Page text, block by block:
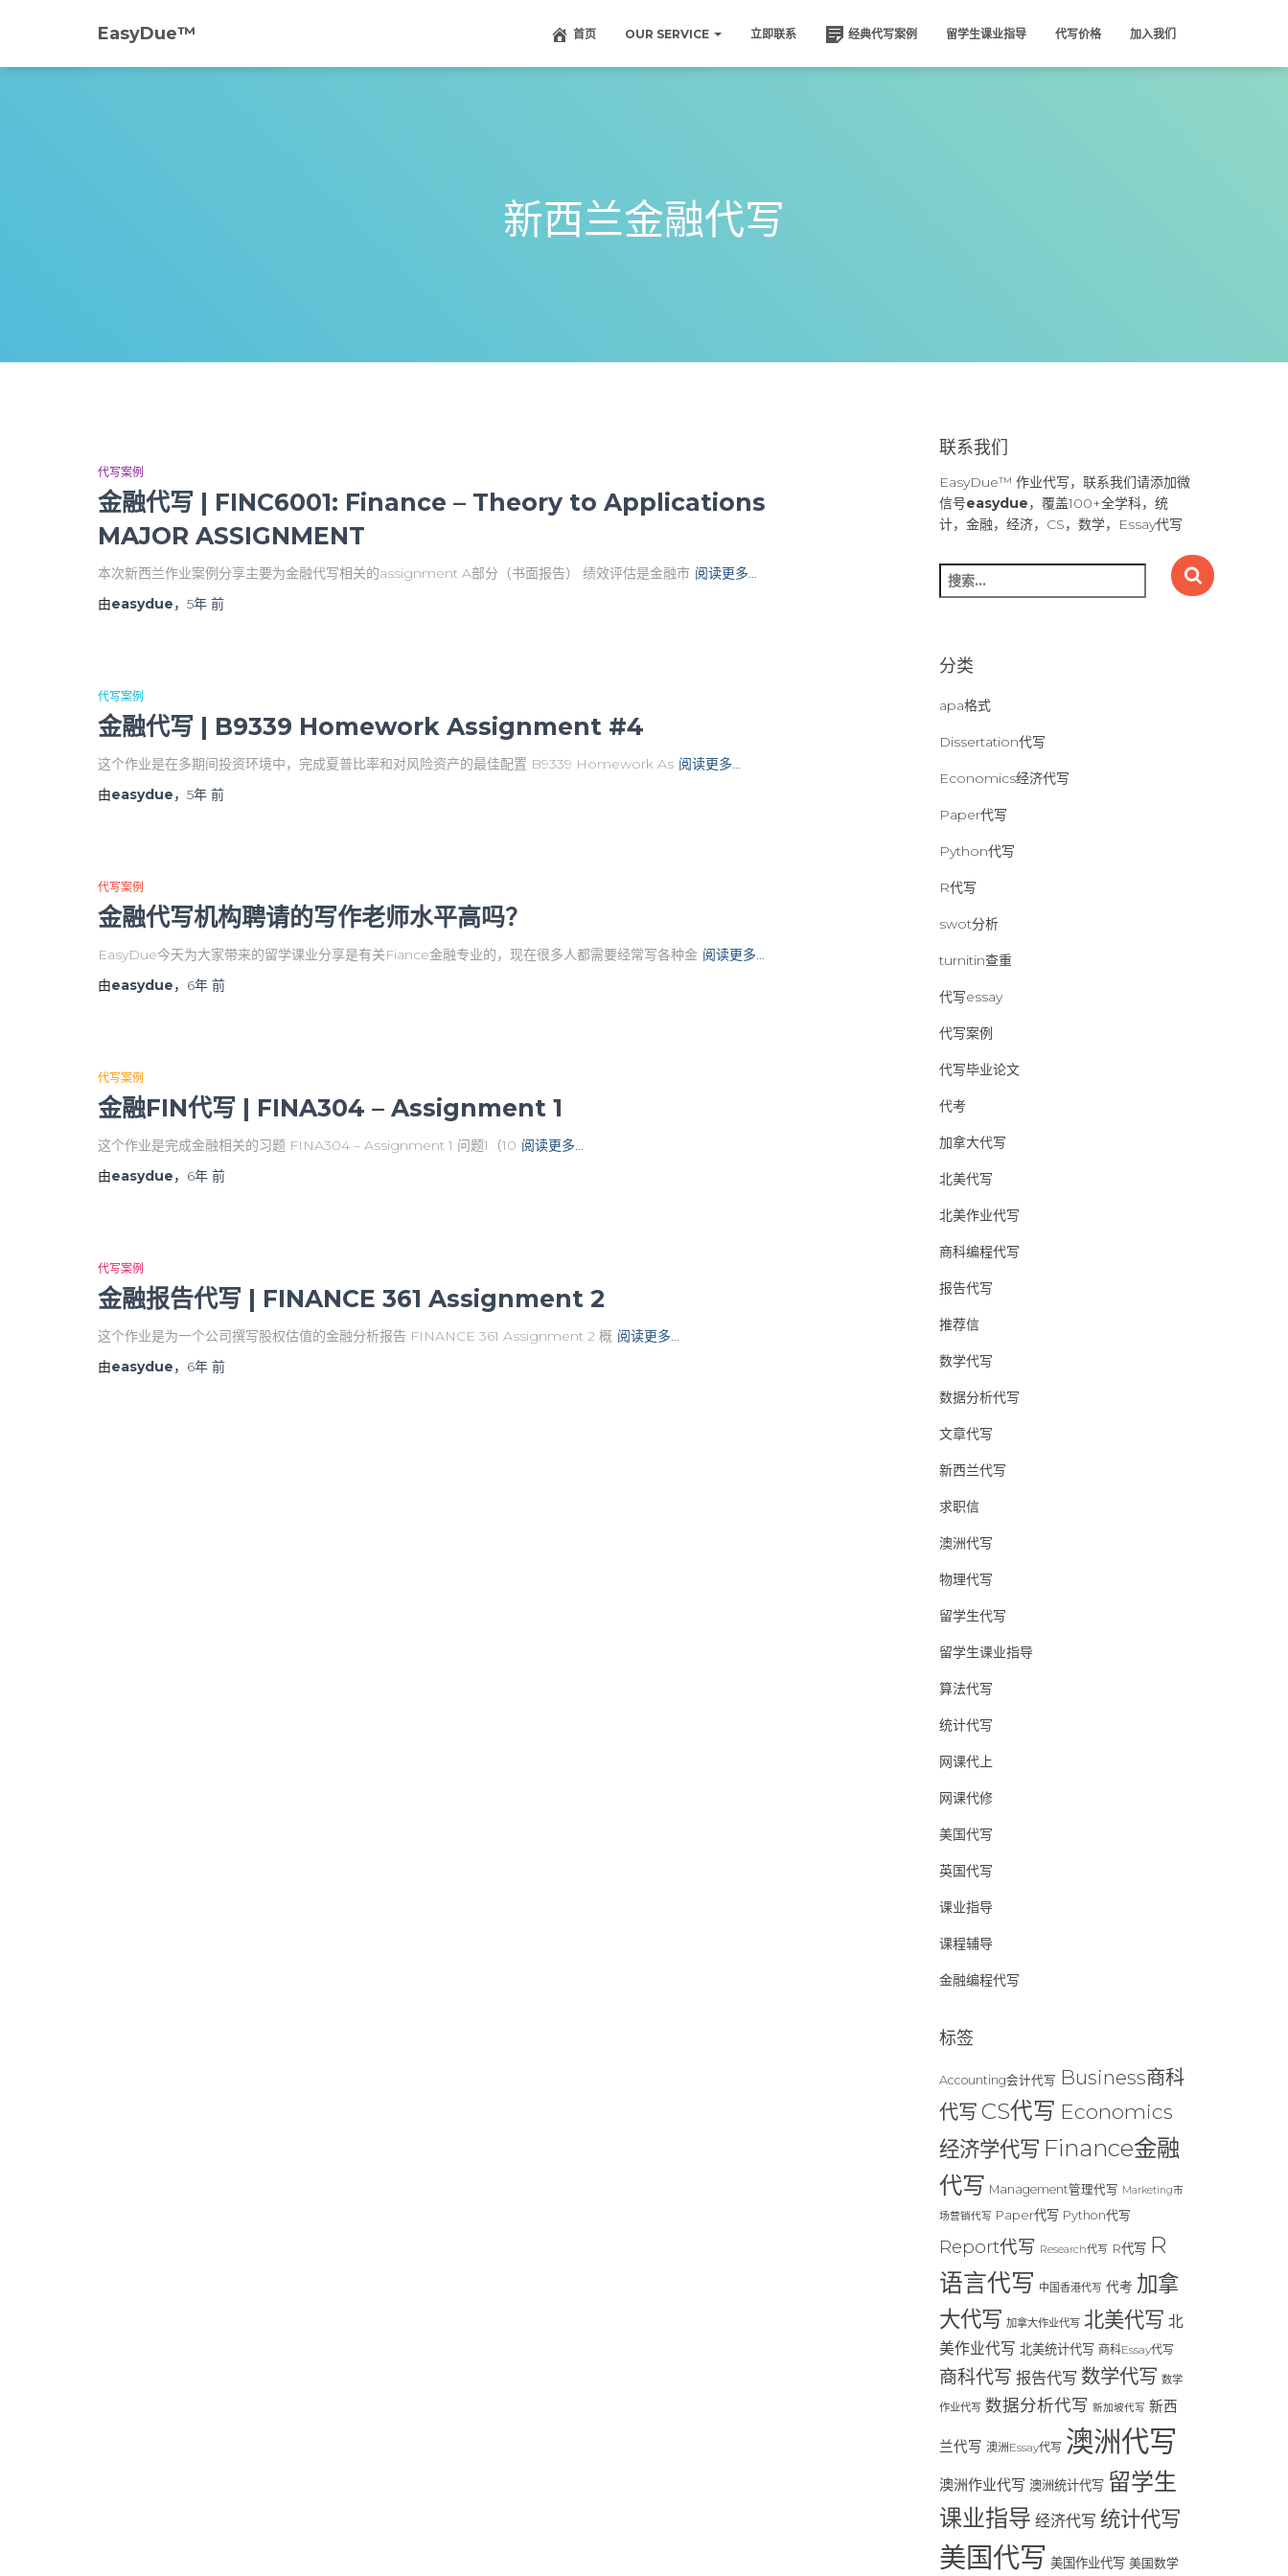
EasyDue™️ 首页 OUR SERVICE 立即联系 经典代写案例 留学生课业指导 代写价格 加入我们
新西兰金融代写
代写案例
金融代写 | FINC6001: Finance – Theory to Applications
MAJOR ASSIGNMENT
本次新西兰作业案例分享主要为金融代写相关的assignment A部分（书面报告） 绩效评估是金融市 阅读更多…
由easydue， 5年 前
代写案例
金融代写 | B9339 Homework Assignment #4
这个作业是在多期间投资环境中，完成夏普比率和对风险资产的最佳配置 B9339 Homework As 阅读更多…
由easydue， 5年 前
代写案例
金融代写机构聘请的写作老师水平高吗？
EasyDue今天为大家带来的留学课业分享是有关Fiance金融专业的，现在很多人都需要经常写各种金 阅读更多…
由easydue， 6年 前
代写案例
金融FIN代写 | FINA304 – Assignment 1
这个作业是完成金融相关的习题 FINA304 – Assignment 1 问题1（10 阅读更多…
由easydue， 6年 前
代写案例
金融报告代写 | FINANCE 361 Assignment 2
这个作业是为一个公司撰写股权估值的金融分析报告 FINANCE 361 Assignment 2 概 阅读更多…
由easydue， 6年 前
联系我们
EasyDue™ 作业代写，联系我们请添加微
信号easydue，覆盖100+全学科，统
计，金融，经济，CS，数学，Essay代写
搜
索
分类
apa格式
Dissertation代写
Economics经济代写
Paper代写
Python代写
R代写
swot分析
turnitin查重
代写essay
代写案例
代写毕业论文
代考
加拿大代写
北美代写
北美作业代写
商科编程代写
报告代写
推荐信
数学代写
数据分析代写
文章代写
新西兰代写
求职信
澳洲代写
物理代写
留学生代写
留学生课业指导
算法代写
统计代写
网课代上
网课代修
美国代写
英国代写
课业指导
课程辅导
金融编程代写
标签
Accounting会计代写 Business商科
代写 CS代写 Economics
经济学代写 Finance金融
代写 Management管理代写 Marketing市
场营销代写 Paper代写 Python代写
Report代写 Research代写 R代写 R
语言代写 中国香港代写 代考 加拿
大代写 加拿大作业代写 北美代写 北
美作业代写 北美统计代写 商科Essay代写
商科代写 报告代写 数学代写 数学
作业代写 数据分析代写 新加坡代写 新西
兰代写 澳洲Essay代写 澳洲代写
澳洲作业代写 澳洲统计代写 留学生
课业指导 经济代写 统计代写
美国代写 美国作业代写 美国数学